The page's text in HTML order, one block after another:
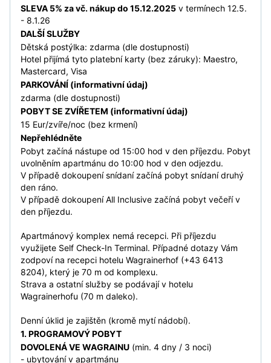
SLEVA 5% za vč. nákup do 15.12.2025 v termínech 12.5.
- 8.1.26
DALŠÍ SLUŽBY
Dětská postýlka: zdarma (dle dostupnosti)
Hotel přijímá tyto platební karty (bez záruky): Maestro,
Mastercard, Visa
PARKOVÁNÍ (informativní údaj)
zdarma (dle dostupnosti)
POBYT SE ZVÍŘETEM (informativní údaj)
15 Eur/zvíře/noc (bez krmení)
Nepřehlédněte
Pobyt začíná nástupe od 15:00 hod v den příjezdu. Pobyt
uvolněním apartmánu do 10:00 hod v den odjezdu.
V případě dokoupení snídaní začíná pobyt snídaní druhý
den ráno.
V případě dokoupení All Inclusive začíná pobyt večeří v
den příjezdu.
Apartmánový komplex nemá recepci. Při příjezdu
využijete Self Check-In Terminal. Případné dotazy Vám
zodpoví na recepci hotelu Wagrainerhof (+43 6413
8204), který je 70 m od komplexu.
Strava a ostatní služby se podávají v hotelu
Wagrainerhofu (70 m daleko).
Denní úklid je zajištěn (kromě mytí nádobí).
1. PROGRAMOVÝ POBYT
DOVOLENÁ VE WAGRAINU (min. 4 dny / 3 noci)
- ubytování v apartmánu